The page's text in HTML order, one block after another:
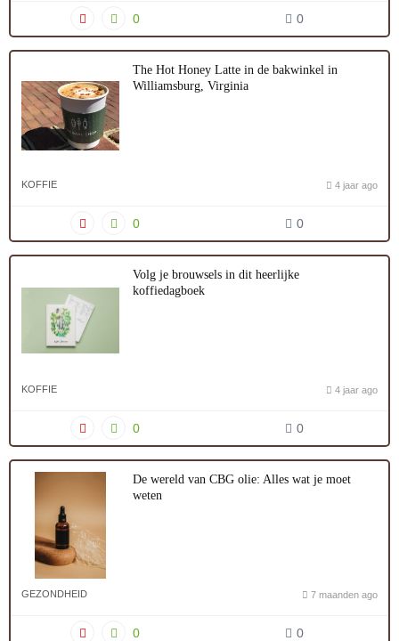
0 0
The Hot Honey Latte in de bakwinkel in
Williamsburg, Virginia
KOFFIE 4 jaar ago
0 0
Volg je brouwsels in dit heerlijke
koffiedagboek
KOFFIE 4 jaar ago
0 0
De wereld van CBG olie: Alles wat je moet
weten
GEZONDHEID 7 maanden ago
0 0